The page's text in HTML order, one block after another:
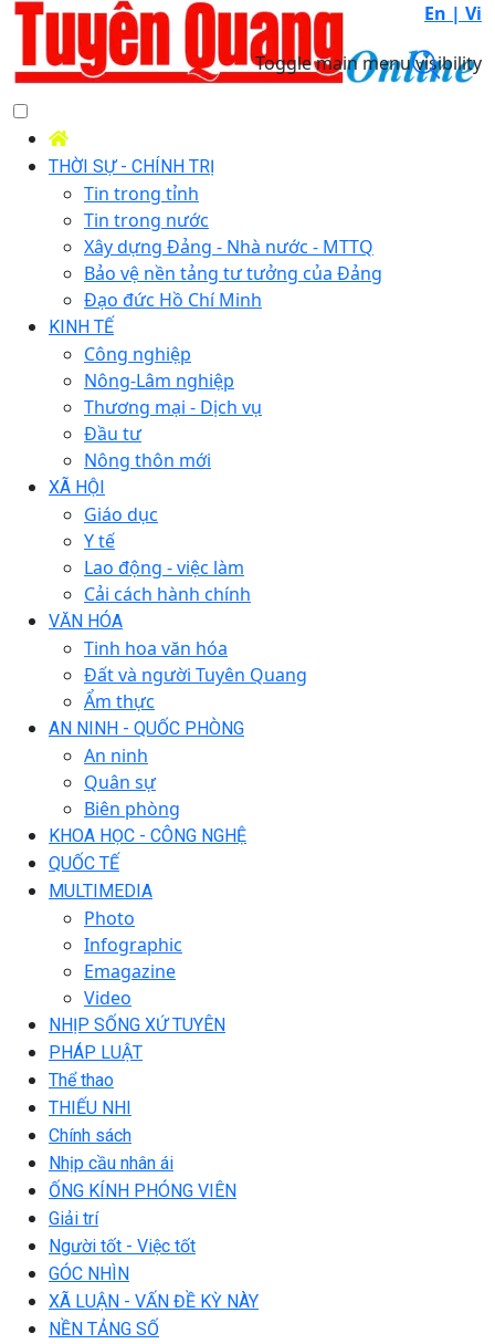
En | Vi
Toggle main menu visibility
THỜI SỰ - CHÍNH TRỊ
Tin trong tỉnh
Tin trong nước
Xây dựng Đảng - Nhà nước - MTTQ
Bảo vệ nền tảng tư tưởng của Đảng
Đạo đức Hồ Chí Minh
KINH TẾ
Công nghiệp
Nông-Lâm nghiệp
Thương mại - Dịch vụ
Đầu tư
Nông thôn mới
XÃ HỘI
Giáo dục
Y tế
Lao động - việc làm
Cải cách hành chính
VĂN HÓA
Tinh hoa văn hóa
Đất và người Tuyên Quang
Ẩm thực
AN NINH - QUỐC PHÒNG
An ninh
Quân sự
Biên phòng
KHOA HỌC - CÔNG NGHỆ
QUỐC TẾ
MULTIMEDIA
Photo
Infographic
Emagazine
Video
NHỊP SỐNG XỨ TUYÊN
PHÁP LUẬT
Thể thao
THIẾU NHI
Chính sách
Nhịp cầu nhân ái
ỐNG KÍNH PHÓNG VIÊN
Giải trí
Người tốt - Việc tốt
GÓC NHÌN
XÃ LUẬN - VẤN ĐỀ KỲ NÀY
NỀN TẢNG SỐ